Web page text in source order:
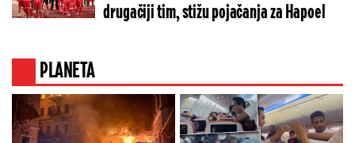
drugačiji tim, stižu pojačanja za Hapoel
PLANETA